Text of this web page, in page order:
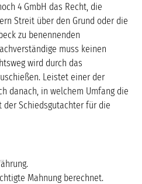
4 GmbH das Recht, die
Streit über den Grund oder die
zu benennenden
muss keinen
wird durch das
Leistet einer der
danach, in welchem Umfang die
der Schiedsgutachter für die
Mahnung berechnet.